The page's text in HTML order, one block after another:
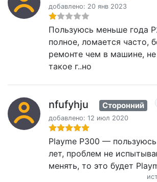
добавлено: 20 янв 2023
Пользуюсь меньше года
полное, ломается часто,
ремонте чем в машине, не
такое г..но
nfufyhju Сторонний
добавлено: 12 июл 2020
Playme P300 —
лет, проблем не
менять, то это будет